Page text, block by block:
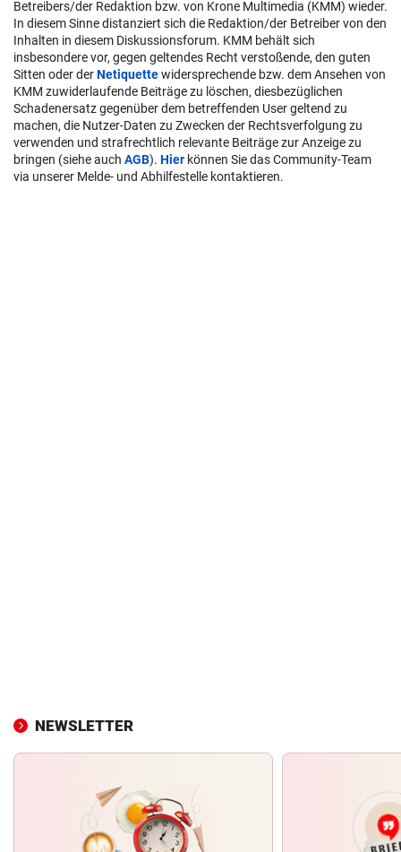
Betreibers/der Redaktion bzw. von Krone Multimedia (KMM) wieder.
In diesem Sinne distanziert sich die Redaktion/der Betreiber von den
Inhalten in diesem Diskussionsforum. KMM behält sich
insbesondere vor, gegen geltendes Recht verstoßende, den guten
Sitten oder derNetiquettewidersprechende bzw. dem Ansehen von
KMM zuwiderlaufende Beiträge zu löschen, diesbezüglichen
Schadenersatz gegenüber dem betreffenden User geltend zu
machen, die Nutzer-Daten zu Zwecken der Rechtsverfolgung zu
verwenden und strafrechtlich relevante Beiträge zur Anzeige zu
bringen (siehe auch AGB). Hier können Sie das Community-Team
via unserer Melde- und Abhilfestelle kontaktieren.
NEWSLETTER